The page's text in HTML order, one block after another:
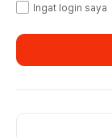
Ingat login saya